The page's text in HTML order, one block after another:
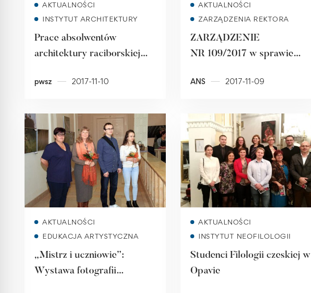
AKTUALNOŚCI
INSTYTUT ARCHITEKTURY
Prace absolwentów
architektury raciborskiej
konkursu Towarzystwa
pwsz 2017-11-10
AKTUALNOŚCI
ZARZĄDZENIA REKTORA
ZARZĄDZENIE
NR 109/2017 w sprawie
ANS 2017-11-09
Read more
AKTUALNOŚCI
EDUKACJA ARTYSTYCZNA
„Mistrz i uczniowie”:
Wystawa fotografii
Read more
AKTUALNOŚCI
INSTYTUT NEOFILOLOGII
Studenci Filologii czeskiej w
Opavie